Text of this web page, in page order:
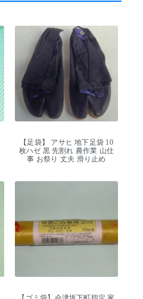
【足袋】 アサヒ 地下足袋 10
枚ハゼ 黒 先割れ 農作業 山仕
事 お祭り 丈夫 滑り止め